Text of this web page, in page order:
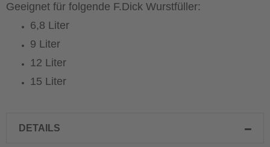
Geeignet für folgende F.Dick Wurstfüller:
6,8 Liter
9 Liter
12 Liter
15 Liter
DETAILS